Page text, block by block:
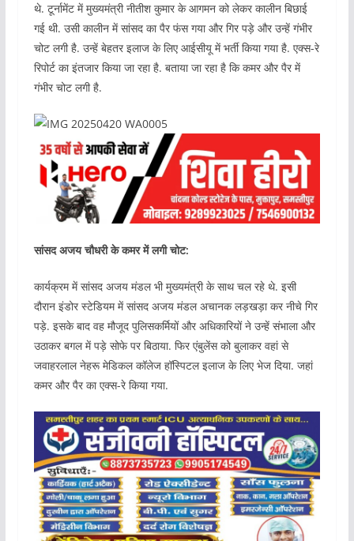
थे. टूर्नामेंट में मुख्यमंत्री नीतीश कुमार के आगमन को लेकर कालीन बिछाई
गई थी. उसी कालीन में सांसद का पैर फंस गया और गिर पड़े और उन्हें गंभीर
चोट लगी है. उन्हें बेहतर इलाज के लिए आईसीयू में भर्ती किया गया है. एक्स-रे
रिपोर्ट का इंतजार किया जा रहा है. बताया जा रहा है कि कमर और पैर में
गंभीर चोट लगी है.
सांसद अजय चौधरी के कमर में लगी चोट:
कार्यक्रम में सांसद अजय मंडल भी मुख्यमंत्री के साथ चल रहे थे. इसी
दौरान इंडोर स्टेडियम में सांसद अजय मंडल अचानक लड़खड़ा कर नीचे गिर
पड़े. इसके बाद वह मौजूद पुलिसकर्मियों और अधिकारियों ने उन्हें संभाला और
उठाकर बगल में पड़े सोफे पर बिठाया. फिर एंबुलेंस को बुलाकर वहां से
जवाहरलाल नेहरू मेडिकल कॉलेज हॉस्पिटल इलाज के लिए भेज दिया. जहां
कमर और पैर का एक्स-रे किया गया.